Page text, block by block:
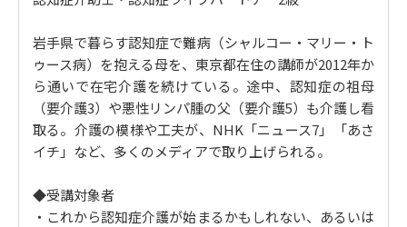
介護で会社を辞めてしまった後の手当 【失業手当】
7年の間に起きた認知症介護のトラブル
5. 離れた親を見守る「認知症介護」ツール
介護が始まったら親の家にインターネット回線を引く
【介護のインフラ作り】
【見守りカメラ】
親の家の家電を遠隔で操作する 【スマートリモコン】
け方
8. 認知症介護とお金
親が認知症になったら銀行口座は凍結される？ / 成年後
見制度とは？
岩手県で暮らす認知症で難病（シャルコー・マリー・ト
ゥース病）を抱える母を、東京都在住の講師が2012年か
ら通いで在宅介護を続けている。途中、認知症の祖母
（要介護3）や悪性リンパ腫の父（要介護5）も介護し看
取る。介護の模様や工夫が、NHK「ニュース7」「あさ
イチ」など、多くのメディアで取り上げられる。
◆受講対象者
・これから認知症介護が始まるかもしれない、あるいは